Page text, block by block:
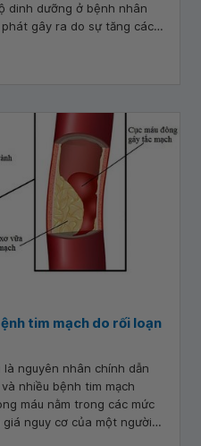
dinh dưỡng ở bệnh nhân
gây ra do sự tăng các
tim mạch do rối loạn
là nguyên nhân chính dẫn
nhiều bệnh tim mạch
máu nằm trong các mức
nguy cơ của một người